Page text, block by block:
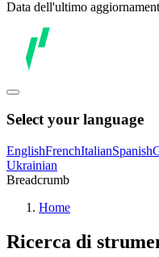
Data dell'ultimo
Select your language
EnglishFrenchItalianSpanish
Ukrainian
Breadcrumb
Home
Ricerca di